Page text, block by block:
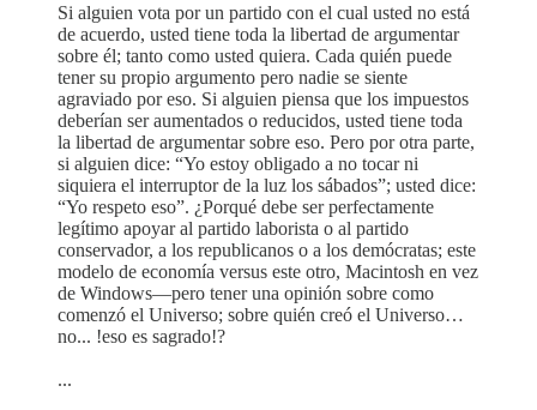
Si alguien vota por un partido con el cual usted no está
de acuerdo, usted tiene toda la libertad de argumentar
sobre él; tanto como usted quiera. Cada quién puede
tener su propio argumento pero nadie se siente
agraviado por eso. Si alguien piensa que los impuestos
deberían ser aumentados o reducidos, usted tiene toda
la libertad de argumentar sobre eso. Pero por otra parte,
si alguien dice: “Yo estoy obligado a no tocar ni
siquiera el interruptor de la luz los sábados”; usted dice:
“Yo respeto eso”. ¿Porqué debe ser perfectamente
legítimo apoyar al partido laborista o al partido
conservador, a los republicanos o a los demócratas; este
modelo de economía versus este otro, Macintosh en vez
de Windows—pero tener una opinión sobre como
comenzó el Universo; sobre quién creó el Universo…
no... !eso es sagrado!?
...